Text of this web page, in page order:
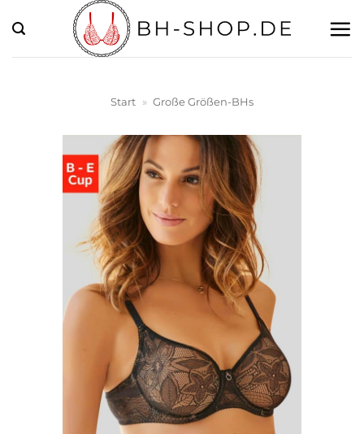
Inhalt
springen
Start » Große Größen-BHs